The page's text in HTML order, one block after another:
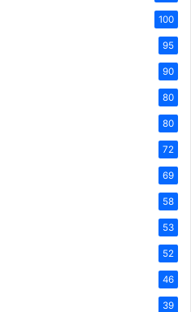
100
95
90
80
80
72
69
58
53
52
46
39